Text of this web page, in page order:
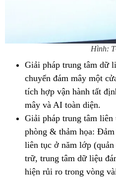
Hình:
Giải pháp trung tâm dữ
chuyển đám mây một
tích hợp vận hành tất
mây và AI toàn diện.
Giải pháp trung tâm
phòng & thảm họa:
liên tục ở năm lớp
trữ, trung tâm dữ liệu
hiện rủi ro trong vòng